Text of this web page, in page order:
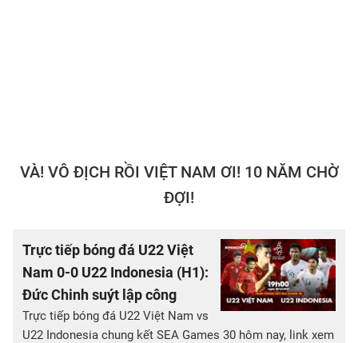
VÀ! VÔ ĐỊCH RỒI VIỆT NAM ƠI! 10 NĂM CHỜ
ĐỢI!
Trực tiếp bóng đá U22 Việt
Nam 0-0 U22 Indonesia (H1):
Đức Chinh suýt lập công
Trực tiếp bóng đá U22 Việt Nam vs
U22 Indonesia chung kết SEA Games 30 hôm nay, link xem